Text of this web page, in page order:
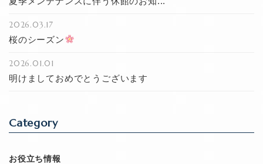
2026.03.17
桜のシーズン
2026.01.01
明けましておめでとうございます
Category
お役立ち情報